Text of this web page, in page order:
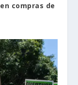
compras de